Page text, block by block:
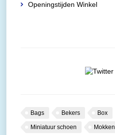
Openingstijden Winkel
Bags Bekers Box
Miniatuur schoen Mokken